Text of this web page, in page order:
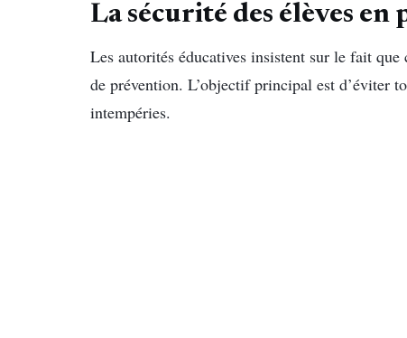
La sécurité des élèves
Les autorités éducatives insistent sur le fait
de prévention. L’objectif principal est d’éviter
intempéries.